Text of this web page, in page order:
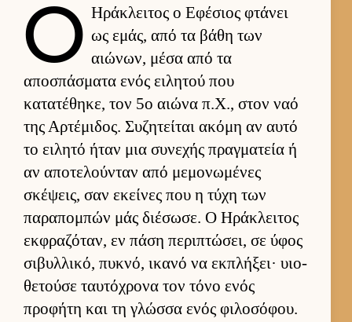
Ο Ηράκλει­τος ο Εφέσιος φτάνει
ως εμάς, από τα βάθη των
αιώνων, μέσα από τα
αποσπάσματα ενός ει­λητού που
κατατέθηκε, τον 5ο αιώνα π.Χ., στον ναό
της Αρ­τέμιδος. Συζητεί­ται ακόμη αν αυτό
το ει­λητό ήταν μια συνεχής πραγ­ματεία ή
αν αποτελού­νταν από μεμονωμένες
σκέψεις, σαν εκεί­νες που η τύχη των
παραπομπών μάς διέσωσε. Ο Ηράκλει­τος
εκ­φραζόταν, εν πάση περιπτώσει, σε ύφος
σιβυλ­λικό, πυκνό, ικανό να εκ­πλήξει· υιο­
θετούσε ταυ­τόχρονα τον τόνο ενός
προφήτη και τη γλώσσα ενός φιλοσόφου.